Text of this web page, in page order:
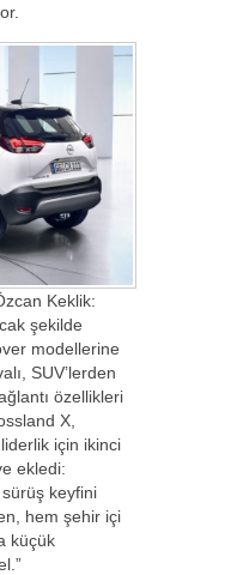
Keklik:
şekilde
modellerine
SUV’lerden
özellikleri
X,
liderlik için ikinci
ekledi:
sürüş keyfini
hem şehir içi
küçük